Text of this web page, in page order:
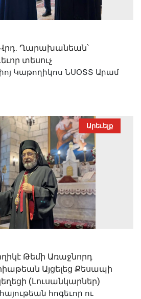
Վրդ. Ղարախանեան՝
տեսուչ
Կաթողիկոս ՆՍՕՏՏ Արամ
Արեւելք
Թեմի Առաջնորդ
Այցելեց Քեսապի
(Լուսանկարներ)
հոգեւոր ու